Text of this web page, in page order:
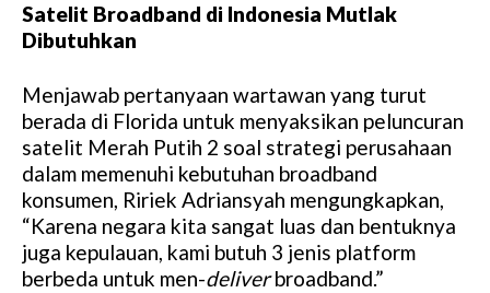
Satelit Broadband di Indonesia Mutlak
Dibutuhkan
Menjawab pertanyaan wartawan yang turut
berada di Florida untuk menyaksikan peluncuran
satelit Merah Putih 2 soal strategi perusahaan
dalam memenuhi kebutuhan broadband
konsumen, Ririek Adriansyah mengungkapkan,
“Karena negara kita sangat luas dan bentuknya
juga kepulauan, kami butuh 3 jenis platform
berbeda untuk men-deliverbroadband.”